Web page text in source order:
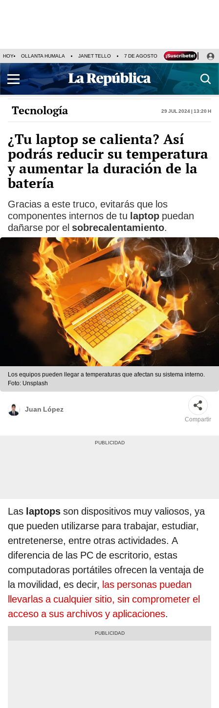
HOY OLLANTA HUMALA JANET TELLO 7 DE AGOSTO TINKA RESULTADOS
Tecnología 29 Jul 2024 | 13:20 h
¿Tu laptop se calienta? Así
podrás reducir su temperatura
y aumentar la duración de la
batería
Gracias a este truco, evitarás que los
componentes internos de tu laptop puedan
dañarse por el sobrecalentamiento.
Los equipos pueden llegar a temperaturas que afectan su sistema interno.
Foto: Unsplash
Juan López
Compartir
Las laptops son dispositivos muy valiosos, ya
que pueden utilizarse para trabajar, estudiar,
entretenerse, entre otras actividades. A
diferencia de las PC de escritorio, estas
computadoras portátiles ofrecen la ventaja de
la movilidad, es decir, las personas puedan
llevarlas a cualquier sitio, sin comprometer el
acceso a sus archivos y aplicaciones.